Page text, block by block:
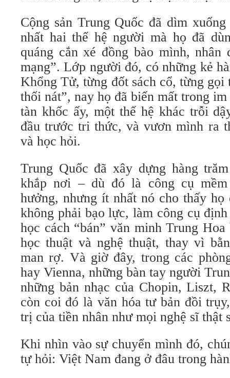
Cộng sản Trung Quốc đã dìm
nhất hai thế hệ người mà họ đã
quáng cắn xé đồng bào mình, nhân
mạng”. Lớp người đó, có những kẻ
Khổng Tử, từng đốt sách cổ, từng gọi
thối nát”, nay họ đã biến mất trong
tàn khốc ấy, một thế hệ khác trỗi
đầu trước tri thức, và vươn mình ra
và học hỏi.
Trung Quốc đã xây dựng hàng
khắp nơi – dù đó là công cụ
hưởng, nhưng ít nhất nó cho thấy họ
không phải bạo lực, làm công cụ
học cách “bán” văn minh Trung
học thuật và nghệ thuật, thay vì
man rợ. Và giờ đây, trong các
hay Vienna, những bàn tay người
những bản nhạc của Chopin, Liszt,
còn coi đó là văn hóa tư bản đồi
trị của tiền nhân như mọi nghệ sĩ thật
Khi nhìn vào sự chuyển mình đó,
tự hỏi: Việt Nam đang ở đâu trong